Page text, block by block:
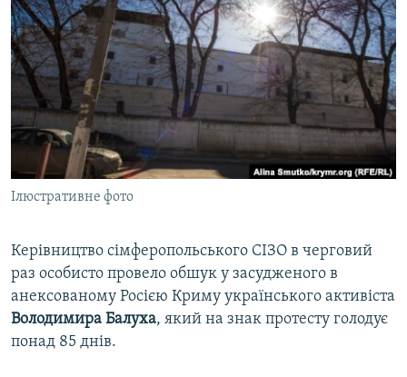
СПЕЦПРОЕКТИ
ДЕПОРТАЦІЯ
ВІДЕОУРОКИ «ELIFBE»
СВІДЧЕННЯ ОКУПАЦІЇ
УКРАЇНСЬКА ПРОБЛЕМА КРИМУ
ІНФОГРАФІКА
ЯК ОБІЙТИ БЛОКУВАННЯ
Русский
Qırımtatar
ДОЛУЧАЙСЯ!
Усі сайти RFE/RL
Ілюстративне фото
Керівництво сімферопольського СІЗО в черговий
раз особисто провело обшук у засудженого в
анексованому Росією Криму українського активіста
Володимира Балуха, який на знак протесту голодує
понад 85 днів.